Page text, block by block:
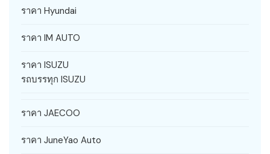
ราคา Hyundai
ราคา IM AUTO
ราคา ISUZU
รถบรรทุก ISUZU
ราคา JAECOO
ราคา JuneYao Auto